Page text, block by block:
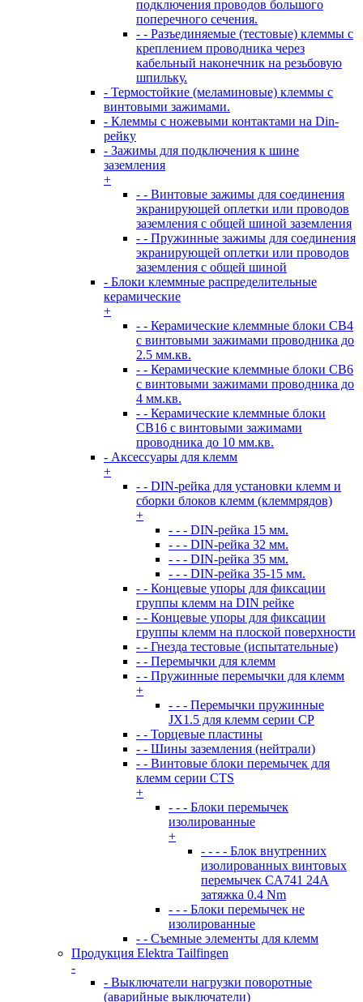
подключения проводов большого
поперечного сечения.
- - Разъединяемые (тестовые) клеммы с
креплением проводника через
кабельный наконечник на резьбовую
шпильку.
- Термостойкие (меламиновые) клеммы с
винтовыми зажимами.
- Клеммы с ножевыми контактами на Din-
рейку
- Зажимы для подключения к шине
заземления
+
- - Винтовые зажимы для соединения
экранирующей оплетки или проводов
заземления с общей шиной заземления
- - Пружинные зажимы для соединения
экранирующей оплетки или проводов
заземления с общей шиной
- Блоки клеммные распределительные
керамические
+
- - Керамические клеммные блоки CB4
с винтовыми зажимами проводника до
2.5 мм.кв.
- - Керамические клеммные блоки CB6
с винтовыми зажимами проводника до
4 мм.кв.
- - Керамические клеммные блоки
CB16 с винтовыми зажимами
проводника до 10 мм.кв.
- Аксессуары для клемм
+
- - DIN-рейка для установки клемм и
сборки блоков клемм (клеммрядов)
+
- - - DIN-рейка 15 мм.
- - - DIN-рейка 32 мм.
- - - DIN-рейка 35 мм.
- - - DIN-рейка 35-15 мм.
- - Концевые упоры для фиксации
группы клемм на DIN рейке
- - Концевые упоры для фиксации
группы клемм на плоской поверхности
- - Гнезда тестовые (испытательные)
- - Перемычки для клемм
- - Пружинные перемычки для клемм
+
- - - Перемычки пружинные
JX1.5 для клемм серии CP
- - Торцевые пластины
- - Шины заземления (нейтрали)
- - Винтовые блоки перемычек для
клемм серии CTS
+
- - - Блоки перемычек
изолированные
+
- - - - Блок внутренних
изолированных винтовых
перемычек CA741 24А
затяжка 0.4 Nm
- - - Блоки перемычек не
изолированные
- - Съемные элементы для клемм
Продукция Elektra Tailfingen
-
- Выключатели нагрузки поворотные
(аварийные выключатели)